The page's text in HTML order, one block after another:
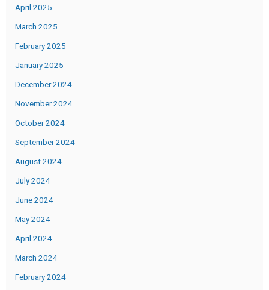
April 2025
March 2025
February 2025
January 2025
December 2024
November 2024
October 2024
September 2024
August 2024
July 2024
June 2024
May 2024
April 2024
March 2024
February 2024